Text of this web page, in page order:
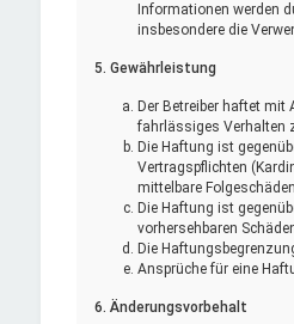
Informationen werden
insbesondere die
5. Gewährleistung
Der Betreiber haftet
fahrlässiges Verhalten
Die Haftung ist
Vertragspflichten
mittelbare
Die Haftung ist
vorhersehbaren
Die
Ansprüche für eine
6. Änderungsvorbehalt